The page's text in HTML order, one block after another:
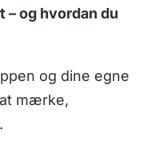
– og hvordan du
og dine egne
mærke,